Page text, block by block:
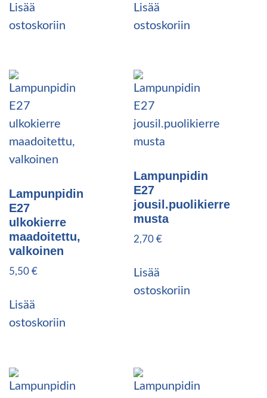
Lisää
ostoskoriin
Lisää
ostoskoriin
Lampunpidin
E27
ulkokierre
maadoitettu,
valkoinen
5,50 €
Lisää
ostoskoriin
Lampunpidin
E27
jousil.puolikierre
musta
2,70 €
Lisää
ostoskoriin